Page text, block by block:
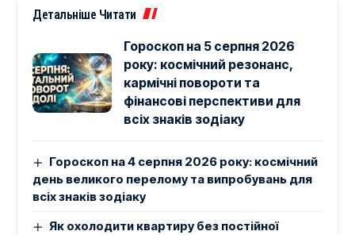
Детальніше Читати
Гороскоп на 5 серпня 2026
року: космічний резонанс,
кармічні повороти та
фінансові перспективи для
всіх знаків зодіаку
Гороскоп на 4 серпня 2026 року: космічний
день великого перелому та випробувань для
всіх знаків зодіаку
Як охолодити квартиру без постійної